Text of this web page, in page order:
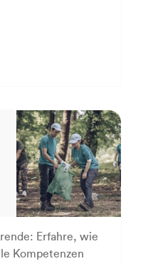
Erfahre, wie
Kompetenzen